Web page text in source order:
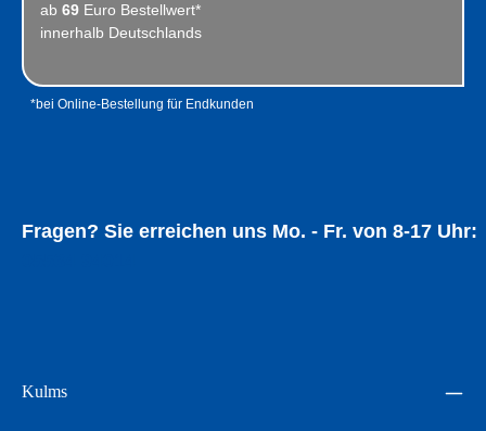
Fragen? Sie erreichen uns Mo. - Fr. von 8-17 Uhr:
ab 69 Euro Bestellwert*
innerhalb Deutschlands
*bei Online-Bestellung für Endkunden
Kulms